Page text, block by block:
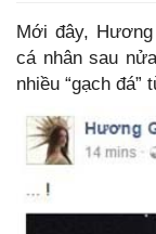
Mới đây,
cá nhân sau
nhiều “gạch đá”